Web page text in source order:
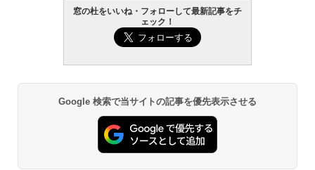
Robloxギフトカード - 800 Robux 【限
定バーチャルアイテムを含む】 【オンラ
￥1,300
Microsoft Office Home & Business 202
4(最新 永続版)|オンラインコード版|Wind
生成AIパスポート公式テキスト 第４版
AIイラスト表現辞典: 思い通りの絵を引き
出す プロンプトの言葉 AI画像生成シリー
ズ (はぴーイラストLabo)
Amazon Kindle Paperwhite (16GB) 7イ
ンチディスプレイ、色調調節ライト、12
￥27,980
Amazon Kindle - 目に優しい、かさばら
ない、大きな画面で読みやすい、6週間持
窓の杜をいいね・フォローして最新記事をチ
ェック！
Google 検索で当サイトの記事を優先表示させる